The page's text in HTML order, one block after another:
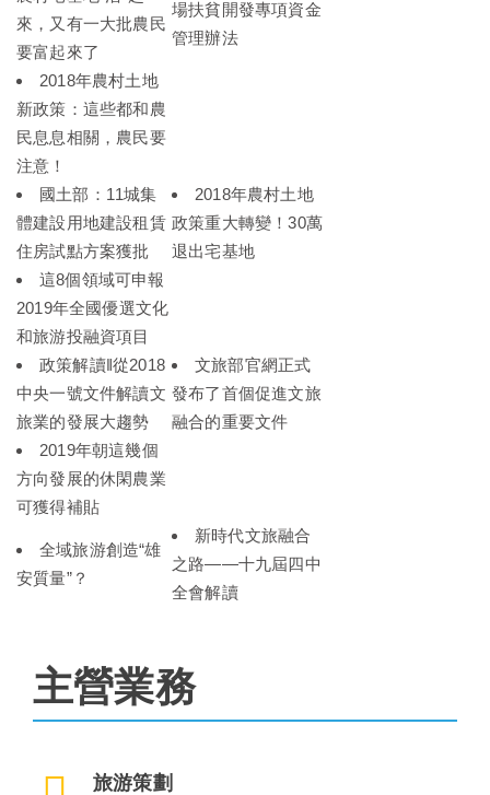
來，又有一大批農民
要富起來了
場扶貧開發專項資金
管理辦法
2018年農村土地
新政策：這些都和農
民息息相關，農民要
注意！
國土部：11城集
體建設用地建設租賃
住房試點方案獲批
2018年農村土地
政策重大轉變！30萬
退出宅基地
這8個領域可申報
2019年全國優選文化
和旅游投融資項目
政策解讀‖從2018
中央一號文件解讀文
旅業的發展大趨勢
文旅部官網正式
發布了首個促進文旅
融合的重要文件
2019年朝這幾個
方向發展的休閑農業
可獲得補貼
全域旅游創造“雄
安質量”？
新時代文旅融合
之路——十九屆四中
全會解讀
主營業務
旅游策劃